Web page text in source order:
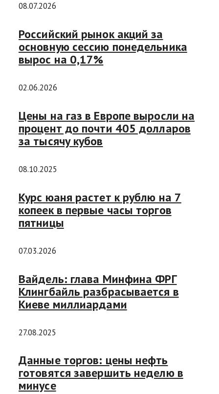
08.07.2026
Российский рынок акций за
основную сессию понедельника
вырос на 0,17%
02.06.2026
Цены на газ в Европе выросли на
процент до почти 405 долларов
за тысячу кубов
08.10.2025
Курс юаня растет к рублю на 7
копеек в первые часы торгов
пятницы
07.03.2026
Вайдель: глава Минфина ФРГ
Клингбайль разбрасывается в
Киеве миллиардами
27.08.2025
Данные торгов: цены нефть
готовятся завершить неделю в
минусе